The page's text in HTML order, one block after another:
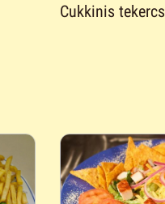
Cukkinis tekercs